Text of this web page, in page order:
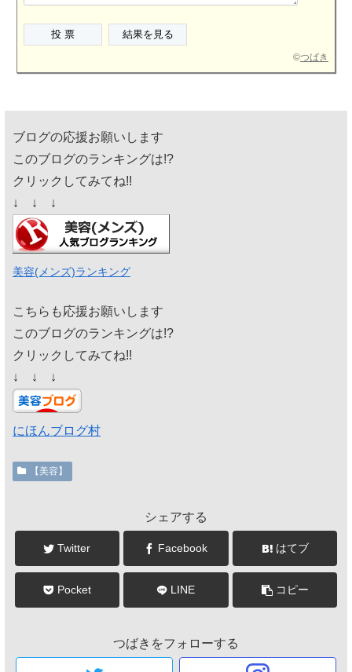
©つばき
ブログの応援お願いします
このブログのランキングは!?
クリックしてみてね!!
↓ ↓ ↓
美容(メンズ)ランキング
こちらも応援お願いします
このブログのランキングは!?
クリックしてみてね!!
↓ ↓ ↓
にほんブログ村
【美容】
シェアする
Twitter Facebook はてブ
Pocket LINE コピー
つばきをフォローする